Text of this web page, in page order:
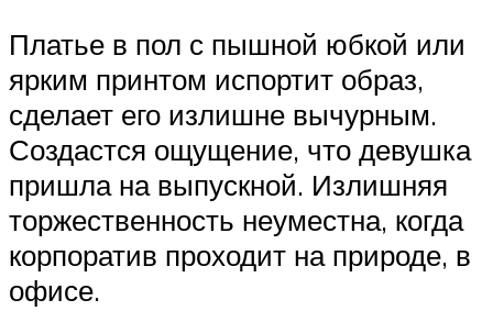
Платье в пол с пышной юбкой или
ярким принтом испортит образ,
сделает его излишне вычурным.
Создастся ощущение, что девушка
пришла на выпускной. Излишняя
торжественность неуместна, когда
корпоратив проходит на природе, в
офисе.